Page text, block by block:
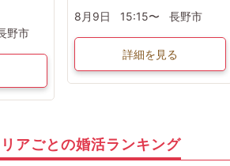
野市
8月9日
15:15〜 長野市
詳細を見る
アごとの婚活ランキング